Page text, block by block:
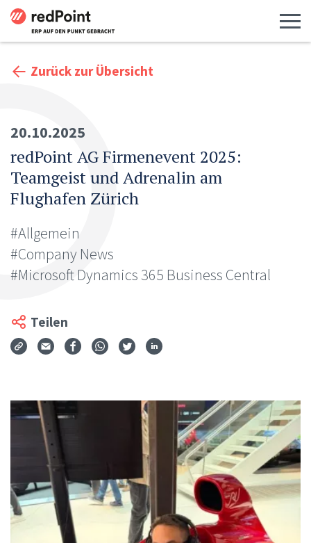
Zurück zur Übersicht
20.10.2025
redPoint AG Firmenevent 2025:
Teamgeist und Adrenalin am
Flughafen Zürich
#Allgemein
#Company News
#Microsoft Dynamics 365 Business Central
Teilen
Via Mail teilen
Auf Facebook teilen
Auf WhatsApp teilen
Auf Twitter teilen
Auf LinkedIn teilen